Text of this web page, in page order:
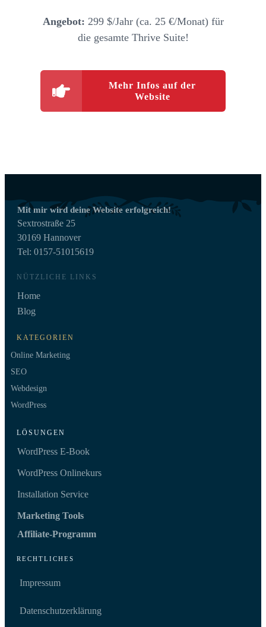
Angebot: 299 $/Jahr (ca. 25 €/Monat) für
die gesamte Thrive Suite!
Mehr Infos auf der
Website
Mit mir wird deine Website erfolgreich!
Sextrostraße 25
30169 Hannover
Tel: 0157-51015619
NÜTZLICHE LINKS
Home
Blog
KATEGORIEN
Online Marketing
SEO
Webdesign
WordPress
LÖSUNGEN
WordPress E-Book
WordPress Onlinekurs
Installation Service
Marketing Tools
Affiliate-Programm
RECHTLICHES
Impressum
Datenschutzerklärung